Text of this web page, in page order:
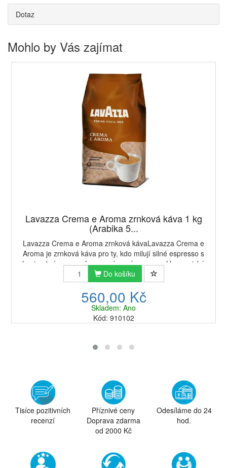
Dotaz
Mohlo by Vás zajímat
Lavazza Crema e Aroma zrnková káva 1 kg
(Arabika 5...
Lavazza Crema e Aroma zrnková kávaLavazza Crema e
Aroma je zrnková káva pro ty, kdo milují silné espresso s
hustou krémovou pěnou a výrazným aroma. Harmonická
směs 50% Arabiky a 50% Robusty z pečlivě ...
Do košíku
560,00 Kč
Skladem: Ano
Kód: 910102
Tisíce pozitivních
recenzí
Příznivé ceny
Doprava zdarma
od 2000 Kč
Odesíláme do 24
hod.